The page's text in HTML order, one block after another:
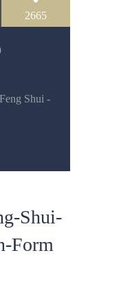
2665
Feng Shui -
Shui-
Form